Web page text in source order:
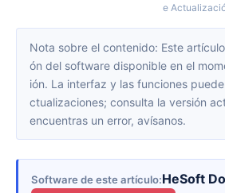
e
Nota sobre el contenido: Este artículo se basa en la versi
ón del software disponible en el
ión. La interfaz y las funciones
ctualizaciones; consulta la versión
encuentras un error, avísanos.
Software de este artículo HeSoft